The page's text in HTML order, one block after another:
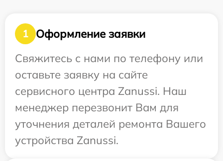
1
Оформление заявки
Свяжитесь с нами по телефону или
оставьте заявку на сайте
сервисного центра Zanussi. Наш
менеджер перезвонит Вам для
уточнения деталей ремонта Вашего
устройства Zanussi.